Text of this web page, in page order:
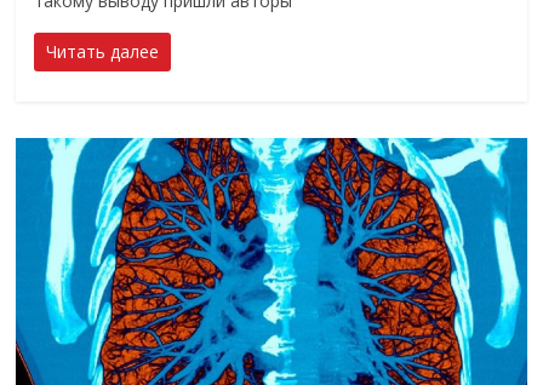
Читать далее